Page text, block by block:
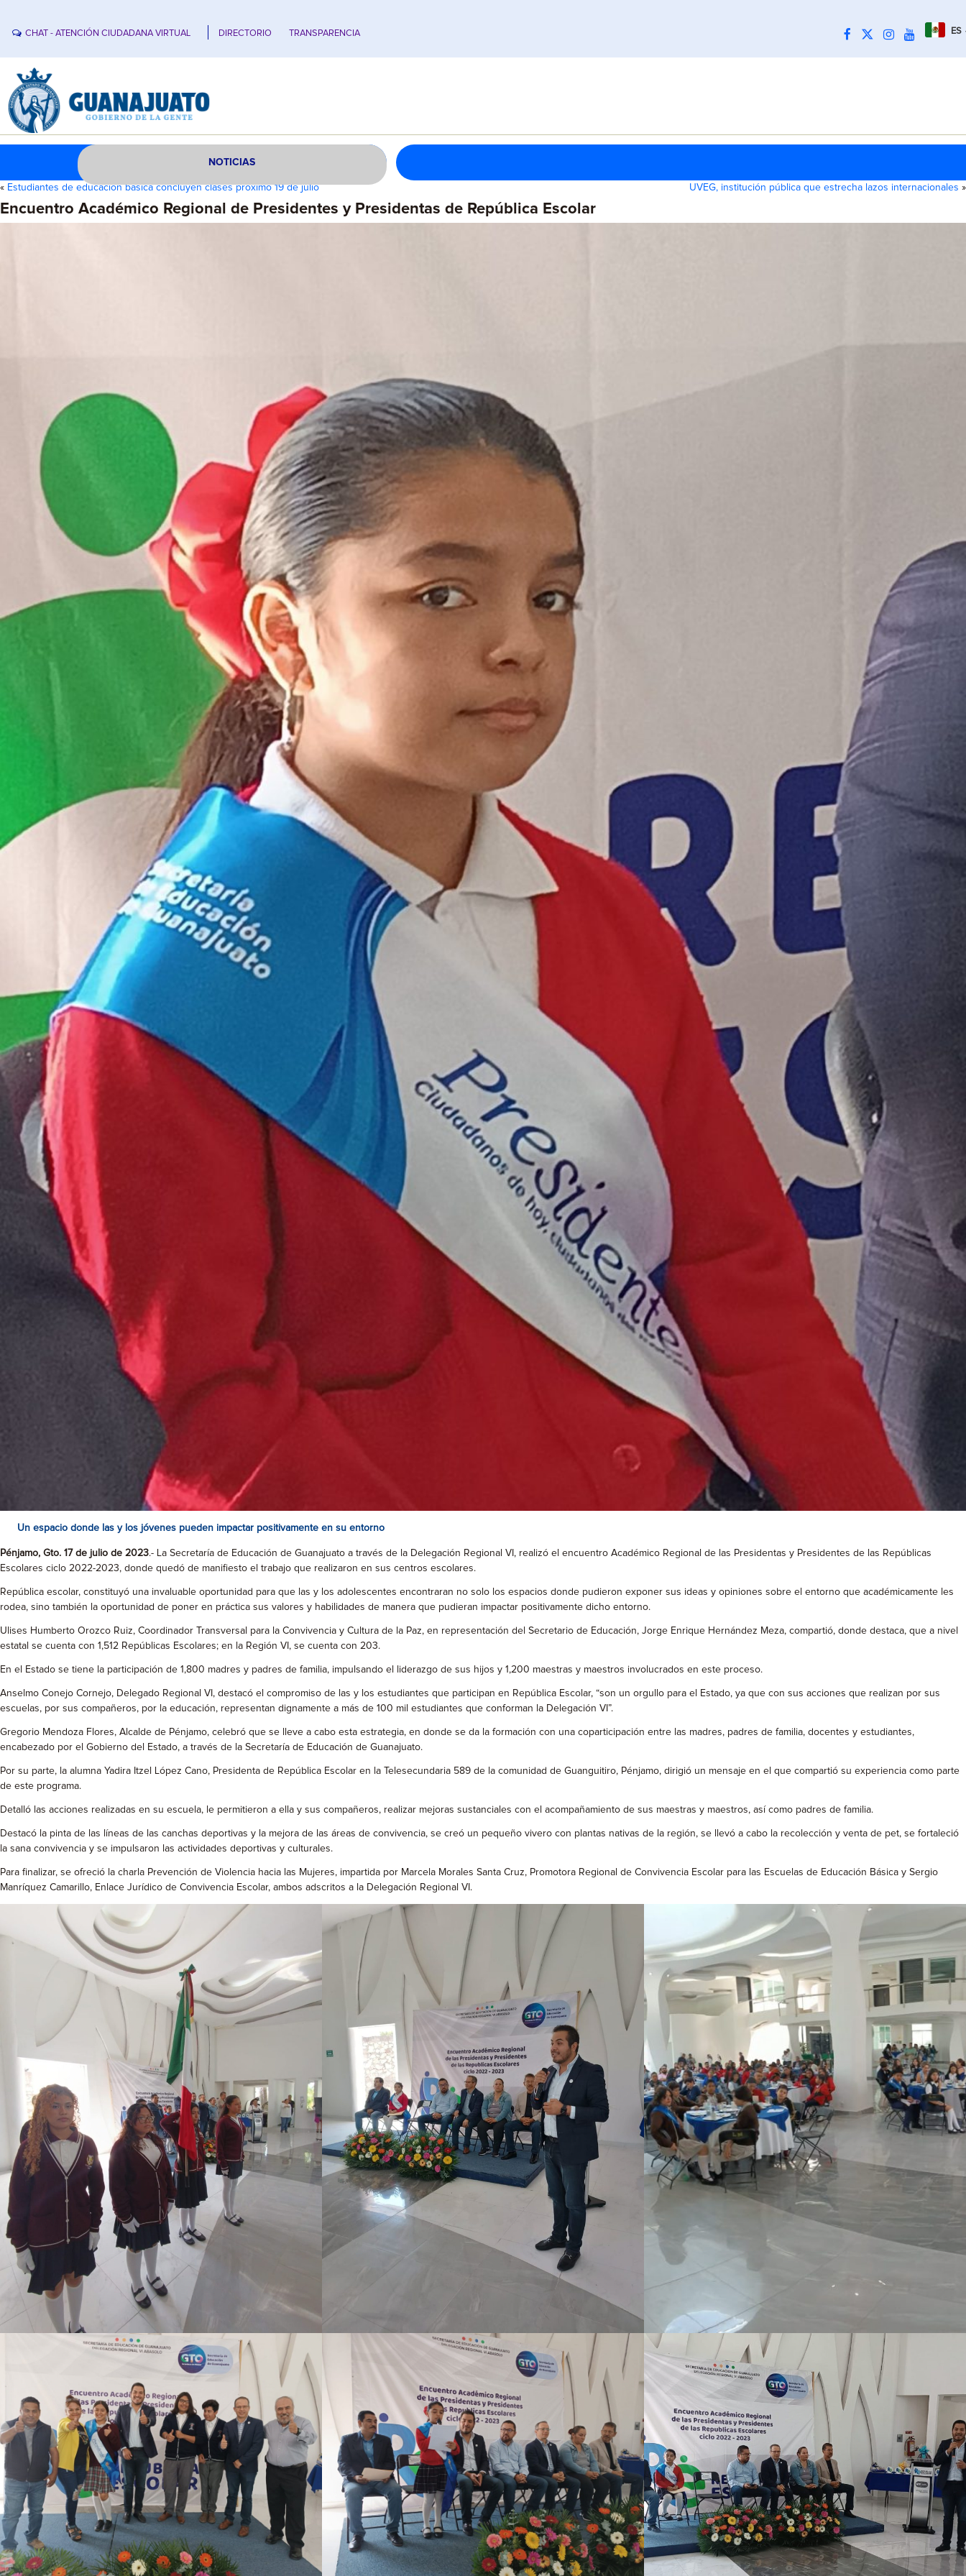
CHAT - ATENCIÓN CIUDADANA VIRTUAL DIRECTORIO TRANSPARENCIA ES
NOTICIAS
« Estudiantes de educación básica concluyen clases próximo 19 de julio UVEG, institución pública que estrecha lazos internacionales »
Encuentro Académico Regional de Presidentes y Presidentas de República Escolar
Un espacio donde las y los jóvenes pueden impactar positivamente en su entorno
Pénjamo, Gto. 17 de julio de 2023.- La Secretaría de Educación de Guanajuato a través de la Delegación Regional VI, realizó el encuentro Académico Regional de las Presidentas y Presidentes de las Repúblicas
Escolares ciclo 2022-2023, donde quedó de manifiesto el trabajo que realizaron en sus centros escolares.
República escolar, constituyó una invaluable oportunidad para que las y los adolescentes encontraran no solo los espacios donde pudieron exponer sus ideas y opiniones sobre el entorno que académicamente les
rodea, sino también la oportunidad de poner en práctica sus valores y habilidades de manera que pudieran impactar positivamente dicho entorno.
Ulises Humberto Orozco Ruiz, Coordinador Transversal para la Convivencia y Cultura de la Paz, en representación del Secretario de Educación, Jorge Enrique Hernández Meza, compartió, donde destaca, que a nivel
estatal se cuenta con 1,512 Repúblicas Escolares; en la Región VI, se cuenta con 203.
En el Estado se tiene la participación de 1,800 madres y padres de familia, impulsando el liderazgo de sus hijos y 1,200 maestras y maestros involucrados en este proceso.
Anselmo Conejo Cornejo, Delegado Regional VI, destacó el compromiso de las y los estudiantes que participan en República Escolar, “son un orgullo para el Estado, ya que con sus acciones que realizan por sus
escuelas, por sus compañeros, por la educación, representan dignamente a más de 100 mil estudiantes que conforman la Delegación VI”.
Gregorio Mendoza Flores, Alcalde de Pénjamo, celebró que se lleve a cabo esta estrategia, en donde se da la formación con una coparticipación entre las madres, padres de familia, docentes y estudiantes,
encabezado por el Gobierno del Estado, a través de la Secretaría de Educación de Guanajuato.
Por su parte, la alumna Yadira Itzel López Cano, Presidenta de República Escolar en la Telesecundaria 589 de la comunidad de Guanguitiro, Pénjamo, dirigió un mensaje en el que compartió su experiencia como parte
de este programa.
Detalló las acciones realizadas en su escuela, le permitieron a ella y sus compañeros, realizar mejoras sustanciales con el acompañamiento de sus maestras y maestros, así como padres de familia.
Destacó la pinta de las líneas de las canchas deportivas y la mejora de las áreas de convivencia, se creó un pequeño vivero con plantas nativas de la región, se llevó a cabo la recolección y venta de pet, se fortaleció
la sana convivencia y se impulsaron las actividades deportivas y culturales.
Para finalizar, se ofreció la charla Prevención de Violencia hacia las Mujeres, impartida por Marcela Morales Santa Cruz, Promotora Regional de Convivencia Escolar para las Escuelas de Educación Básica y Sergio
Manríquez Camarillo, Enlace Jurídico de Convivencia Escolar, ambos adscritos a la Delegación Regional VI.